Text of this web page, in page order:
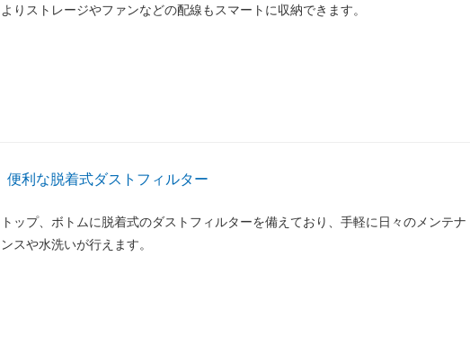
よりストレージやファンなどの配線もスマートに収納できます。
便利な脱着式ダストフィルター
トップ、ボトムに脱着式のダストフィルターを備えており、手軽に日々のメンテナ
ンスや水洗いが行えます。